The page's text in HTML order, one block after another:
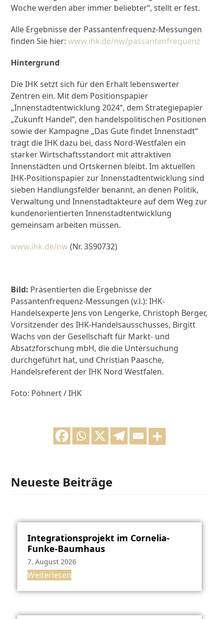
Woche werden aber immer beliebter“, stellt er fest.
Alle Ergebnisse der Passantenfrequenz-Messungen
finden Sie hier:www.ihk.de/nw/passantenfrequenz
Hintergrund
Die IHK setzt sich für den Erhalt lebenswerter
Zentren ein. Mit dem Positionspapier
„Innenstadtentwicklung 2024“, dem Strategiepapier
„Zukunft Handel“, den handelspolitischen Positionen
sowie der Kampagne „Das Gute findet Innenstadt“
trägt die IHK dazu bei, dass Nord-Westfalen ein
starker Wirtschaftsstandort mit attraktiven
Innenstädten und Ortskernen bleibt. Im aktuellen
IHK-Positionspapier zur Innenstadtentwicklung sind
sieben Handlungsfelder benannt, an denen Politik,
Verwaltung und Innenstadtakteure auf dem Weg zur
kundenorientierten Innenstadtentwicklung
gemeinsam arbeiten müssen.
www.ihk.de/nw (Nr. 3590732)
Bild: Präsentierten die Ergebnisse der
Passantenfrequenz-Messungen (v.l.): IHK-
Handelsexperte Jens von Lengerke, Christoph Berger,
Vorsitzender des IHK-Handelsausschusses, Birgitt
Wachs von der Gesellschaft für Markt- und
Absatzforschung mbH, die die Untersuchung
durchgeführt hat, und Christian Paasche,
Handelsreferent der IHK Nord Westfalen.
Foto: Pöhnert / IHK
Neueste Beiträge
Integrationsprojekt im Cornelia-
Funke-Baumhaus
7. August 2026
Weiterlesen